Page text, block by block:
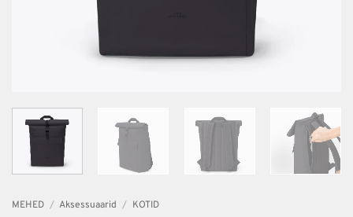
MEHED / Aksessuaarid / KOTID